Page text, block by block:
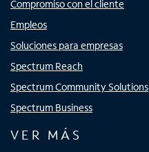
Compromiso con el cliente
Empleos
Soluciones para empresas
Spectrum Reach
Spectrum Community Solutions
Spectrum Business
VER MÁS